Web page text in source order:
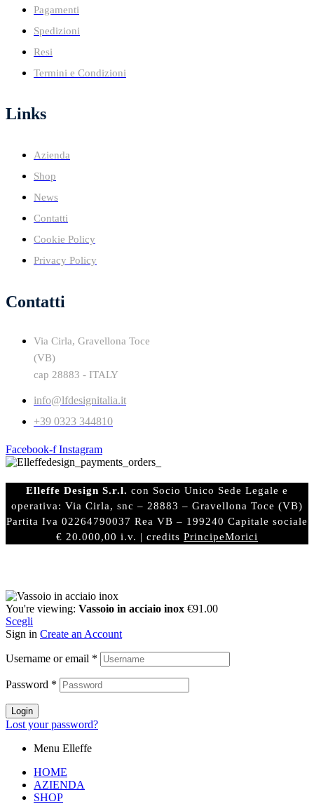
Pagamenti
Spedizioni
Resi
Termini e Condizioni
Links
Azienda
Shop
News
Contatti
Cookie Policy
Privacy Policy
Contatti
Via Cirla, Gravellona Toce
(VB)
cap 28883 - ITALY
info@lfdesignitalia.it
+39 0323 344810
Facebook-f Instagram
Elleffe Design S.r.l. con Socio Unico Sede Legale e
operativa: Via Cirla, snc – 28883 – Gravellona Toce (VB)
Partita Iva 02264790037 Rea VB – 199240 Capitale sociale
€ 20.000,00 i.v. | credits PrincipeMorici
You're viewing: Vassoio in acciaio inox €91.00
Scegli
Sign in Create an Account
Username or email *
Password *
Login
Lost your password?
Menu Elleffe
HOME
AZIENDA
SHOP